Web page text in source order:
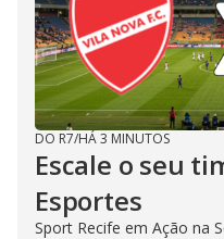
DO R7/HÁ 3 MINUTOS
Escale o seu
Esportes
Sport Recife em Ação na